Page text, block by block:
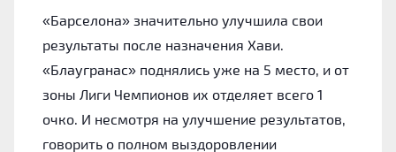
«Барселона» значительно улучшила свои
результаты после назначения Хави.
«Блаугранас» поднялись уже на 5 место, и от
зоны Лиги Чемпионов их отделяет всего 1
очко. И несмотря на улучшение результатов,
говорить о полном выздоровлении